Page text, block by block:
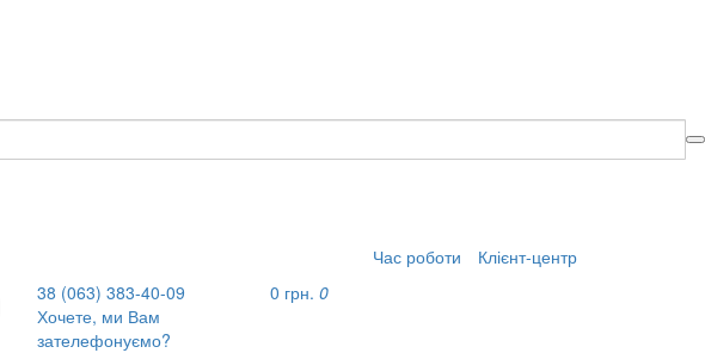
Час роботи
Клієнт-центр
38 (063) 383-40-09
Хочете, ми Вам
зателефонуємо?
0 грн. 0